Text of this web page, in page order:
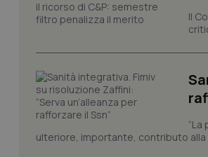
Il
ulteriore, importante, contributo alla